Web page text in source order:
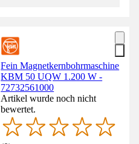
Fein Magnetkernbohrmaschine
KBM 50 UQW 1.200 W -
72732561000
Artikel wurde noch nicht
bewertet.